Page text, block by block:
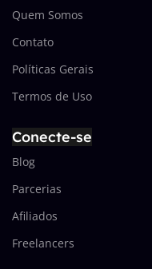
Quem Somos
Contato
Políticas Gerais
Termos de Uso
Conecte-se
Blog
Parcerias
Afiliados
Freelancers